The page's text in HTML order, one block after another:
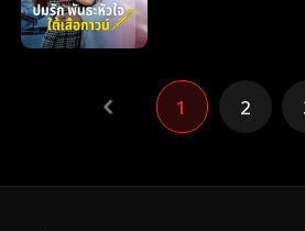
กลายเป็นหนึ่งในเหยื่
เสียเอง
หน้าคนนั้นก็คือคุณห
ใหม่ของเธอ ทันทีที่คว
ศัตรุของเธอก็มาเยือ
1 2